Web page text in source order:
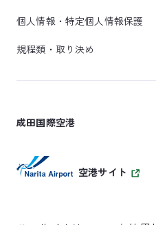
個人情報・特定個人情報保護
規程類・取り決め
成田国際空港
空港サイト